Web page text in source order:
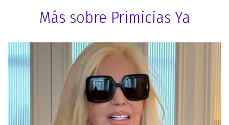
Más sobre Primicias Ya